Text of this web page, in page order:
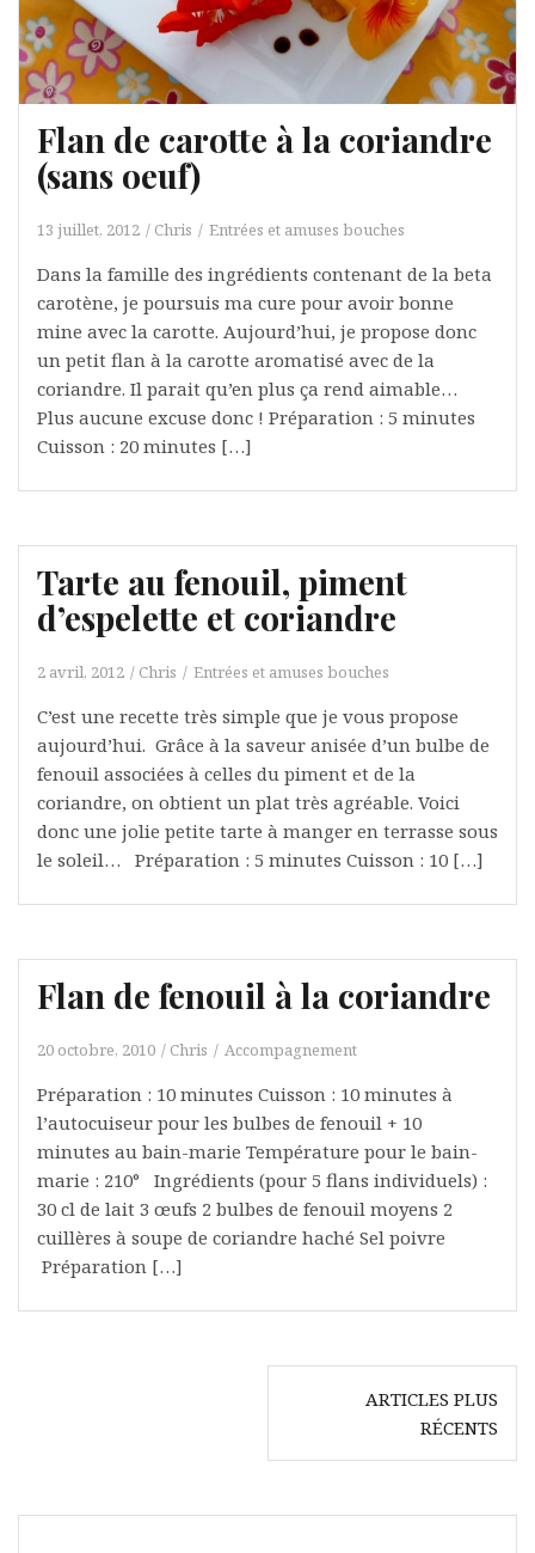
Flan de carotte à la coriandre
(sans oeuf)
13 juillet, 2012 Chris Entrées et amuses bouches
Dans la famille des ingrédients contenant de la beta
carotène, je poursuis ma cure pour avoir bonne
mine avec la carotte. Aujourd’hui, je propose donc
un petit flan à la carotte aromatisé avec de la
coriandre. Il parait qu’en plus ça rend aimable…
Plus aucune excuse donc ! Préparation : 5 minutes
Cuisson : 20 minutes […]
Tarte au fenouil, piment
d’espelette et coriandre
2 avril, 2012 Chris Entrées et amuses bouches
C’est une recette très simple que je vous propose
aujourd’hui. Grâce à la saveur anisée d’un bulbe de
fenouil associées à celles du piment et de la
coriandre, on obtient un plat très agréable. Voici
donc une jolie petite tarte à manger en terrasse sous
le soleil… Préparation : 5 minutes Cuisson : 10 […]
Flan de fenouil à la coriandre
20 octobre, 2010 Chris Accompagnement
Préparation : 10 minutes Cuisson : 10 minutes à
l’autocuiseur pour les bulbes de fenouil + 10
minutes au bain-marie Température pour le bain-
marie : 210° Ingrédients (pour 5 flans individuels) :
30 cl de lait 3 œufs 2 bulbes de fenouil moyens 2
cuillères à soupe de coriandre haché Sel poivre
Préparation […]
ARTICLES PLUS
RÉCENTS